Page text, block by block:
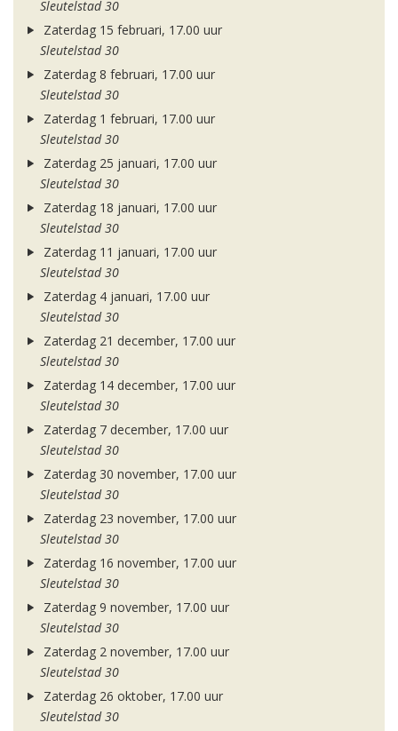
Sleutelstad 30
Zaterdag 15 februari, 17.00 uur
Sleutelstad 30
Zaterdag 8 februari, 17.00 uur
Sleutelstad 30
Zaterdag 1 februari, 17.00 uur
Sleutelstad 30
Zaterdag 25 januari, 17.00 uur
Sleutelstad 30
Zaterdag 18 januari, 17.00 uur
Sleutelstad 30
Zaterdag 11 januari, 17.00 uur
Sleutelstad 30
Zaterdag 4 januari, 17.00 uur
Sleutelstad 30
Zaterdag 21 december, 17.00 uur
Sleutelstad 30
Zaterdag 14 december, 17.00 uur
Sleutelstad 30
Zaterdag 7 december, 17.00 uur
Sleutelstad 30
Zaterdag 30 november, 17.00 uur
Sleutelstad 30
Zaterdag 23 november, 17.00 uur
Sleutelstad 30
Zaterdag 16 november, 17.00 uur
Sleutelstad 30
Zaterdag 9 november, 17.00 uur
Sleutelstad 30
Zaterdag 2 november, 17.00 uur
Sleutelstad 30
Zaterdag 26 oktober, 17.00 uur
Sleutelstad 30